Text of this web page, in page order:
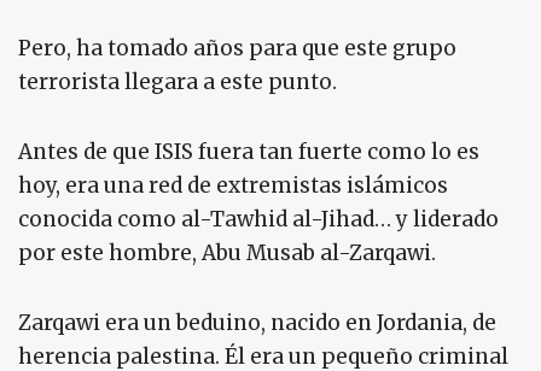
Pero, ha tomado años para que este grupo
terrorista llegara a este punto.
Antes de que ISIS fuera tan fuerte como lo es
hoy, era una red de extremistas islámicos
conocida como al-Tawhid al-Jihad… y liderado
por este hombre, Abu Musab al-Zarqawi.
Zarqawi era un beduino, nacido en Jordania, de
herencia palestina. Él era un pequeño criminal